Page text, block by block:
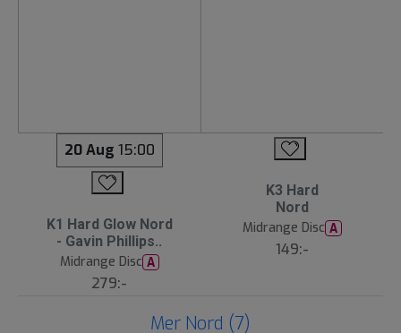
20 Aug 15:00
K1 Hard Glow Nord
- Gavin Phillips..
Midrange Disc A
279:-
K3 Hard
Nord
Midrange Disc A
149:-
Mer Nord (7)